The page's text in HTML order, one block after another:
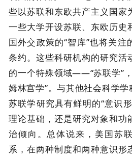
些以苏联和东欧共产主义国家
一些大学开设苏联、东欧历史
国外交政策的“智库”也将关注
条约。这些科研机构的研究活
的一个特殊领域——“苏联学”
姆林宫学”。与其他社会科学
苏联学研究具有鲜明的“意识
理论基础，还是研究对象和功
治倾向。总体说来，美国苏
系，在两种制度和两种意识形